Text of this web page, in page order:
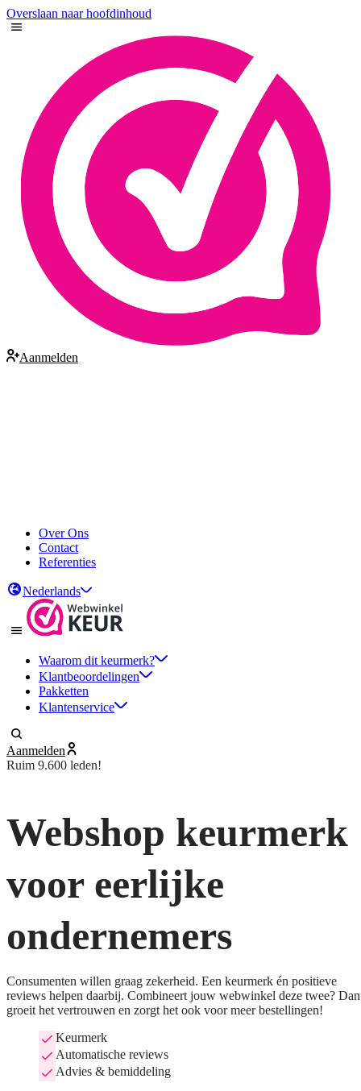
Overslaan naar hoofdinhoud
Aanmelden
Over Ons
Contact
Referenties
Nederlands
Waarom dit keurmerk?
Klantbeoordelingen
Pakketten
Klantenservice
Aanmelden
Ruim 9.600 leden!
Webshop keurmerk
voor eerlijke
ondernemers
Consumenten willen graag zekerheid. Een keurmerk én positieve
reviews helpen daarbij. Combineert jouw webwinkel deze twee? Dan
groeit het vertrouwen en zorgt het ook voor meer bestellingen!
Keurmerk
Automatische reviews
Advies & bemiddeling